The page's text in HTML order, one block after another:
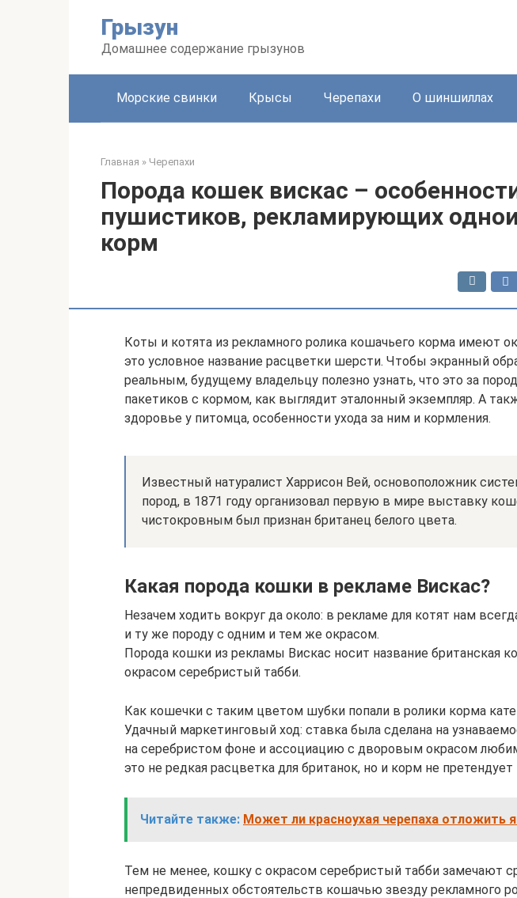
Грызун
Домашнее содержание грызунов
Морские свинки Крысы Черепахи О шиншиллах
Главная » Черепахи
Порода кошек вискас –
пушистиков, рекламирующих
корм
Коты и котята из рекламного ролика кошачьего корма имеют
это условное название расцветки шерсти. Чтобы экранный
реальным, будущему владельцу полезно узнать, что это за
пакетиков с кормом, как выглядит эталонный экземпляр. А
здоровье у питомца, особенности ухода за ним и кормления.
Известный натуралист Харрисон Вей, основоположник
пород, в 1871 году организовал первую в мире выставку
чистокровным был признан британец белого цвета.
Какая порода кошки в рекламе Вискас?
Незачем ходить вокруг да около: в рекламе для котят нам
и ту же породу с одним и тем же окрасом.
Порода кошки из рекламы Вискас носит название британская
окрасом серебристый табби.
Как кошечки с таким цветом шубки попали в ролики корма
Удачный маркетинговый ход: ставка была сделана на
на серебристом фоне и ассоциацию с дворовым окрасом
это не редкая расцветка для британок, но и корм не претендует
Читайте также: Может ли красноухая черепаха отложить
Тем не менее, кошку с окрасом серебристый табби замечают
непредвиденных обстоятельств кошачью звезду рекламного